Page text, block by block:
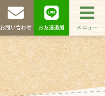
お問い合わせ お友達追加 メニュー